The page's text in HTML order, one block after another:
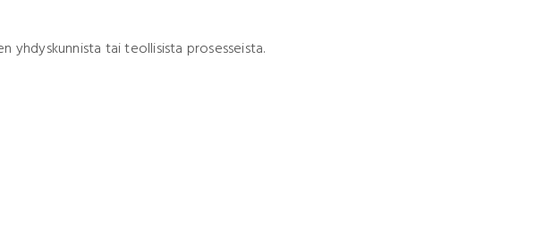
yhdyskunnista tai teollisista prosesseista.